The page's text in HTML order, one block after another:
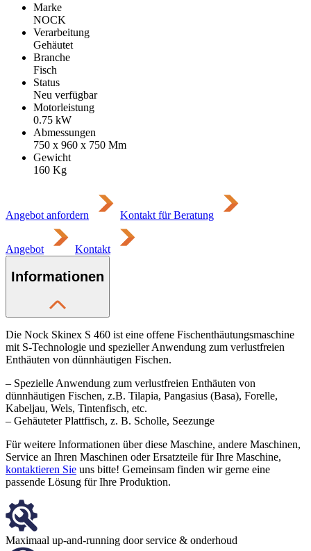
Marke
NOCK
Verarbeitung
Gehäutet
Branche
Fisch
Status
Neu verfügbar
Motorleistung
0.75 kW
Abmessungen
750 x 960 x 750 Mm
Gewicht
160 Kg
Angebot anfordern Kontakt für Beratung
Angebot Kontakt
Informationen
Die Nock Skinex S 460 ist eine offene Fischenthäutungsmaschine
mit S-Technologie und spezieller Anwendung zum verlustfreien
Enthäuten von dünnhäutigen Fischen.
– Spezielle Anwendung zum verlustfreien Enthäuten von
dünnhäutigen Fischen, z.B. Tilapia, Pangasius (Basa), Forelle,
Kabeljau, Wels, Tintenfisch, etc.
– Gehäuteter Plattfisch, z. B. Scholle, Seezunge
Für weitere Informationen über diese Maschine, andere Maschinen,
Service an Ihren Maschinen oder Ersatzteile für Ihre Maschine,
kontaktieren Sie uns bitte! Gemeinsam finden wir gerne eine
passende Lösung für Ihre Produktion.
Maximaal up-and-running door service & onderhoud